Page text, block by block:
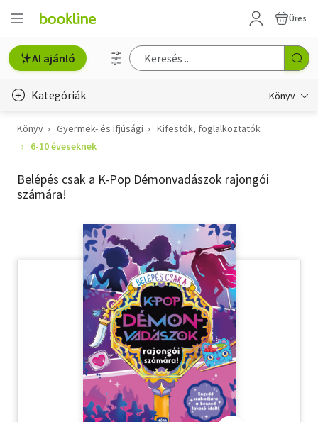
Üres
AI ajánló
Kategóriák Könyv
Életmód, egészség
Gyermek- és ifjúsági
Szótár, nyelvkönyv
Tankönyv, segédkönyv
Társadalomtudomány
Könyv Gyermek- és ifjúsági
Kifestők, foglalkoztatók
6-10 éveseknek
Belépés csak a K-Pop Démonvadászok rajongói
számára!